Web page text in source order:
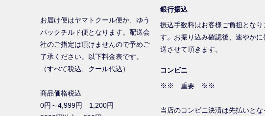
お届け便はヤマトクール便か、ゆう
パックチルド便となります。配送会
社のご指定は頂けませんので予めご
了承ください。以下料金表です。
（すべて税込、クール代込）
商品価格税込
0円～4,999円 1,200円
銀行振込
振込手数料はお客様ご負担となり
す。お振り込み確認後、速やかに
送させて頂きます。
コンビニ
※※ 重要 ※※
当店のコンビニ決済は先払いとな